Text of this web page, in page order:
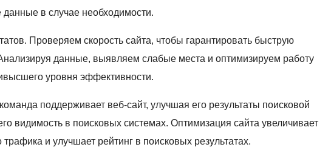
в случае необходимости.
Проверяем скорость сайта, чтобы гарантировать быструю
Анализируя данные, выявляем слабые места и оптимизируем работу
уровня эффективности.
поддерживает веб-сайт, улучшая его результаты поисковой
видимость в поисковых системах. Оптимизация сайта увеличивает
трафика и улучшает рейтинг в поисковых результатах.